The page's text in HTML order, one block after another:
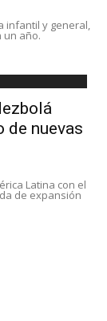
infantil y general,
un año.
de nuevas
Latina con el
de expansión